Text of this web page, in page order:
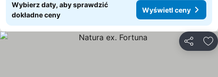
Wybierz daty, aby sprawdzić
dokładne ceny
Wyświetl ceny